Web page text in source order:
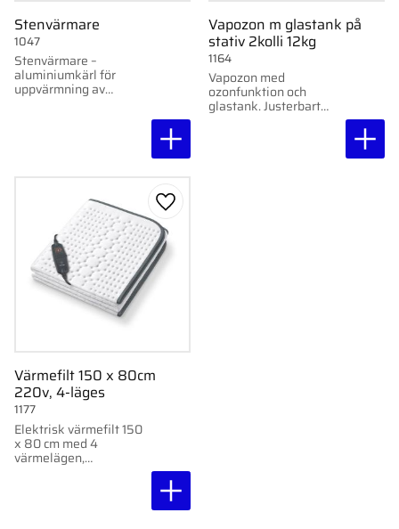
Stenvärmare
Stenvärmare –
aluminiumkärl för
uppvärmning av
1047
Vapozon m glastank på
stativ 2kolli 12kg
Vapozon med
ozonfunktion och
glastank. Justerbart
1164
Värmefilt 150 x 80cm
220v, 4-läges
Elektrisk värmefilt 150
x 80 cm med 4
värmelägen,
1177
Lägg till i favoriter